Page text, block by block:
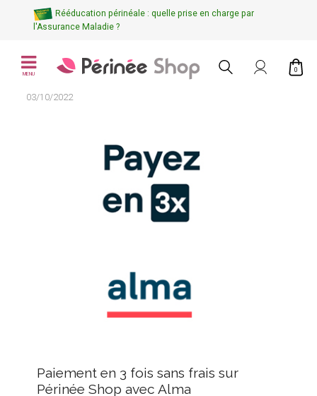
Rééducation périnéale : quelle prise en charge par
l'Assurance Maladie ?
MENU
0
03/10/2022
Paiement en 3 fois sans frais sur
Périnée Shop avec Alma